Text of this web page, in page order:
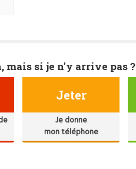
mais si je n'y arrive pas ?
Jeter
Je donne
mon téléphone